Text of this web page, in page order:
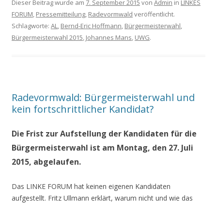
Dieser Beitrag wurde am 7. September 2015 von Admin in LINKES
FORUM, Pressemitteilung, Radevormwald veröffentlicht.
Schlagworte: AL, Bernd-Eric Hoffmann, Bürgermeisterwahl,
Bürgermeisterwahl 2015, Johannes Mans, UWG.
Radevormwald: Bürgermeisterwahl und
kein fortschrittlicher Kandidat?
Die Frist zur Aufstellung der Kandidaten für die
Bürgermeisterwahl ist am Montag, den 27. Juli
2015, abgelaufen.
Das LINKE FORUM hat keinen eigenen Kandidaten
aufgestellt. Fritz Ullmann erklärt, warum nicht und wie das